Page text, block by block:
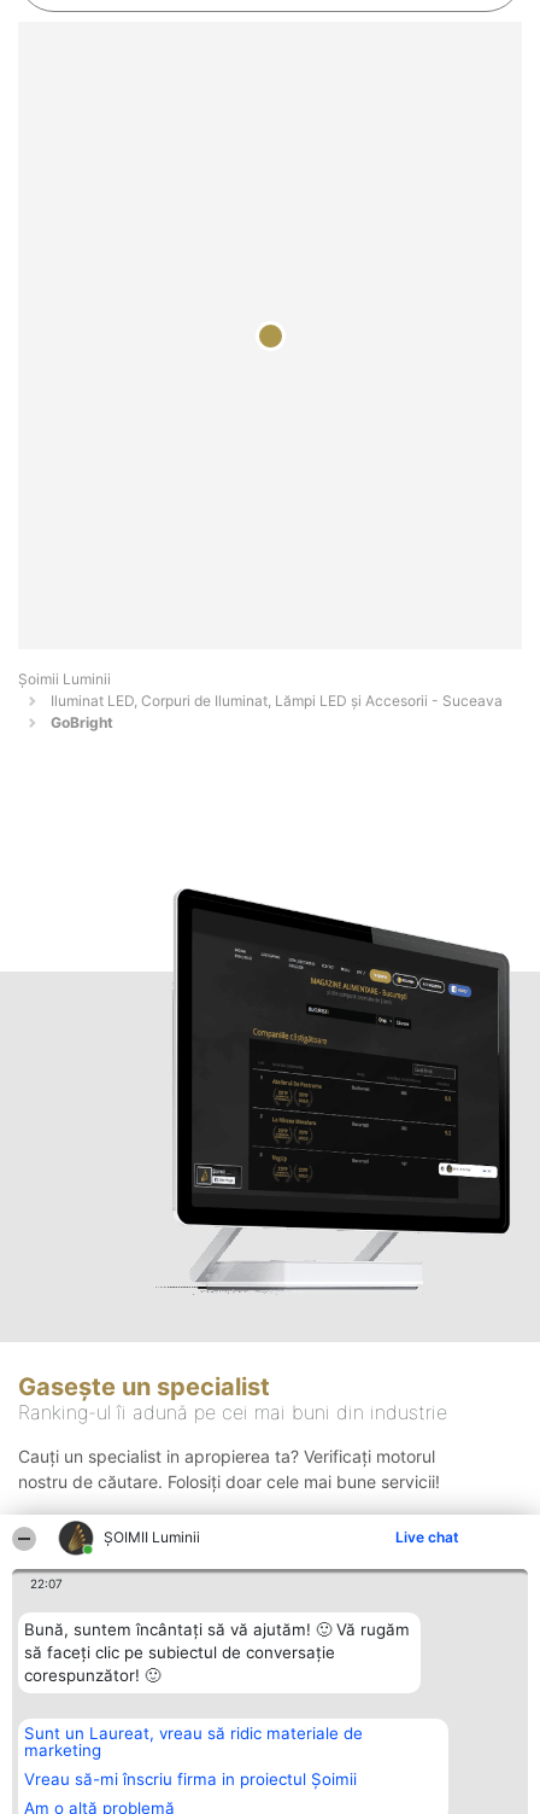
ȘOIMII Luminii Live chat
22:07
Bună, suntem încântați să vă ajutăm! 🙂 Vă rugăm
să faceți clic pe subiectul de conversație
corespunzător! 🙂
Sunt un Laureat, vreau să ridic materiale de
marketing
Vreau să-mi înscriu firma in proiectul Șoimii
Am o altă problemă
Șoimii Luminii
Iluminat LED, Corpuri de Iluminat, Lămpi LED și Accesorii - Suceava
GoBright
Gasește un specialist
Ranking-ul îi adună pe cei mai buni din industrie
Cauți un specialist in apropierea ta? Verificați motorul
nostru de căutare. Folosiți doar cele mai bune servicii!
Organizator Ranking
BRIGHT SOLUTIONS BR SRL
Aleea Timisul De Sus 2 Bl. A30
Sc. A Et. 4 Ap. 13 Cod 061952
București
Plebiscyt
Lista Tuturor
Laureaților
Contact